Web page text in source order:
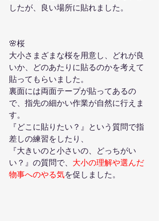
したが、良い場所に貼れました。
🌸桜
大小さまざまな桜を用意し、どれが良
いか、どのあたりに貼るのかを考えて
貼ってもらいました。
裏面には両面テープが貼ってあるの
で、指先の細かい作業が自然に行えま
す。
『どこに貼りたい？』という質問で指
差しの練習をしたり、
『大きいのと小さいの、どっちがい
い？』の質問で、 大小の理解や選んだ
物事へのやる気を促しました。